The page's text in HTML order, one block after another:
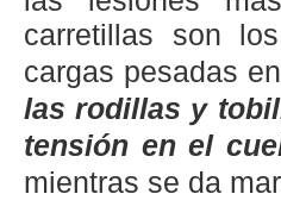
carretillas son los
cargas pesadas
las rodillas y
tensión en el
mientras se da